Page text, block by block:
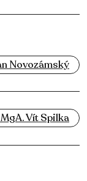
Novozámský
Vít Spilka